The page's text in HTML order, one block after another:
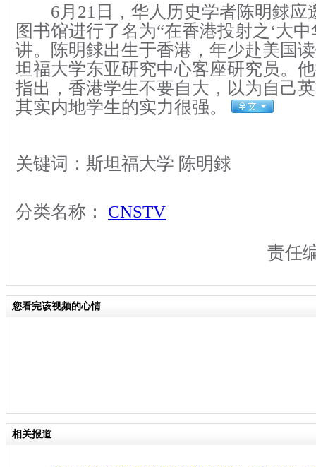
6月21日，华人历史学者陈明銶应
图书馆进行了名为“在香港投射之‘大中
讲。陈明銶出生于香港，年少赴美国
坦福大学东亚研究中心客座研究员。
指出，香港学生不要自大，以为自己
其实内地学生的实力很强。
关键词：斯坦福大学 陈明銶
分类名称： CNSTV
责任
您看完该视频的心情
相关报道